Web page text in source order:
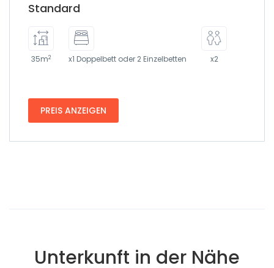
Standard
35m2 x1 Doppelbett oder 2 Einzelbetten x2
PREIS ANZEIGEN
Unterkunft in der Nähe